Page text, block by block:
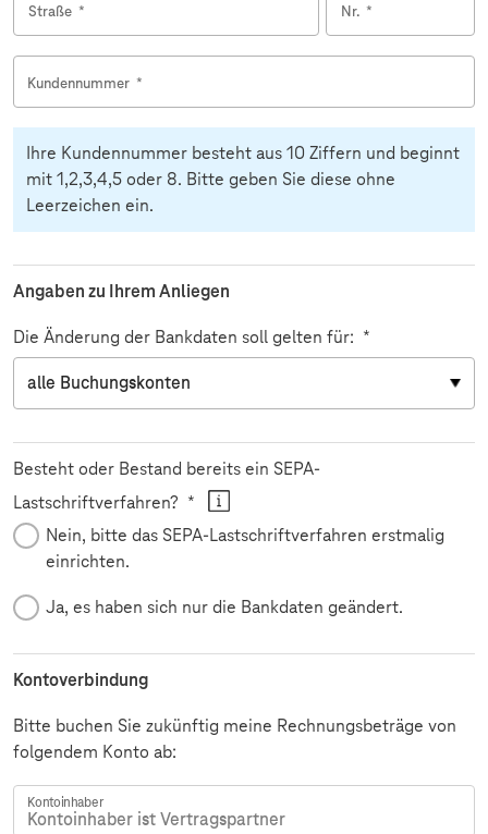
Straße * Nr. *
Kundennummer *
Ihre Kundennummer besteht aus 10 Ziffern und beginnt
mit 1,2,3,4,5 oder 8. Bitte geben Sie diese ohne
Leerzeichen ein.
Angaben zu Ihrem Anliegen
Die Änderung der Bankdaten soll gelten für: *
Besteht oder Bestand bereits ein SEPA-
Lastschriftverfahren? Pflichtfeld
*
Nein, bitte das SEPA-Lastschriftverfahren erstmalig
einrichten.
Ja, es haben sich nur die Bankdaten geändert.
Kontoverbindung
Bitte buchen Sie zukünftig meine Rechnungsbeträge von
folgendem Konto ab:
Kontoinhaber